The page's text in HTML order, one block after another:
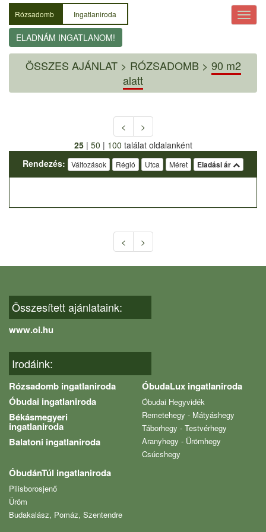
Rózsadomb Ingatlaniroda
ELADNÁM INGATLANOM!
ÖSSZES AJÁNLAT> RÓZSADOMB > 90 m2
alatt
<
>
25| 50 | 100 találat oldalanként
Rendezés:
Változások Régió Utca Méret Eladási ár
< >
Összesített ajánlataink:
www.oi.hu
Irodáink:
Rózsadomb ingatlaniroda
Óbudai ingatlaniroda
Békásmegyeri
ingatlaniroda
Balatoni ingatlaniroda
ÓbudaLux ingatlaniroda
Óbudai Hegyvidék
Remetehegy - Mátyáshegy
Táborhegy - Testvérhegy
Aranyhegy - Ürömhegy
Csúcshegy
ÓbudánTúl ingatlaniroda
Pilisborosjenő
Üröm
Budakalász, Pomáz, Szentendre